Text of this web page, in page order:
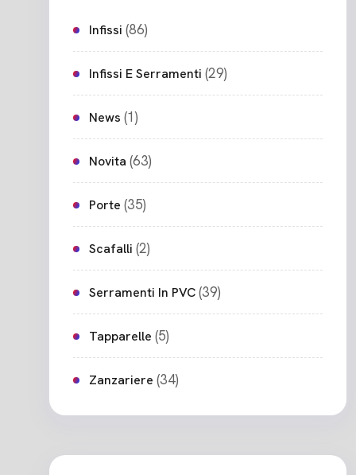
Infissi (86)
Infissi E Serramenti (29)
News (1)
Novita (63)
Porte (35)
Scafalli (2)
Serramenti In PVC(39)
Tapparelle (5)
Zanzariere (34)